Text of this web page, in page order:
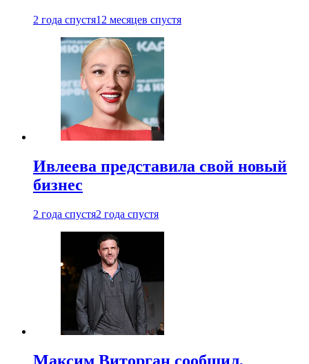
2 года спустя12 месяцев спустя
Ивлеева представила свой новый
бизнес
2 года спустя2 года спустя
Максим Виторган сообщил,